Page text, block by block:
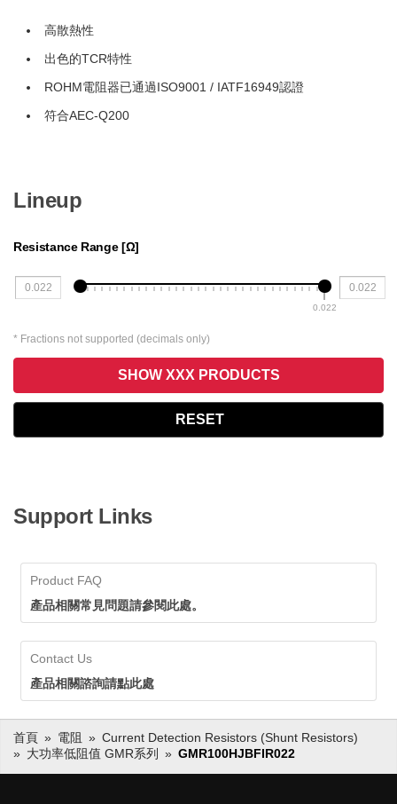
高散熱性
出色的TCR特性
ROHM電阻器已通過ISO9001 / IATF16949認證
符合AEC-Q200
Lineup
Resistance Range [Ω]
0.022
* Fractions not supported (decimals only)
SHOW XXX PRODUCTS
RESET
Support Links
Product FAQ
產品相關常見問題請參閱此處。
Contact Us
產品相關諮詢請點此處
首頁 電阻
Current Detection Resistors (Shunt Resistors)
大功率低阻值 GMR系列
GMR100HJBFIR022